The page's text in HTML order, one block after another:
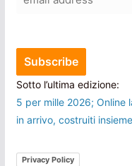
Sotto l’ultima edizione:
5 per mille 2026; Online
in arrivo, costruiti insieme
Privacy Policy